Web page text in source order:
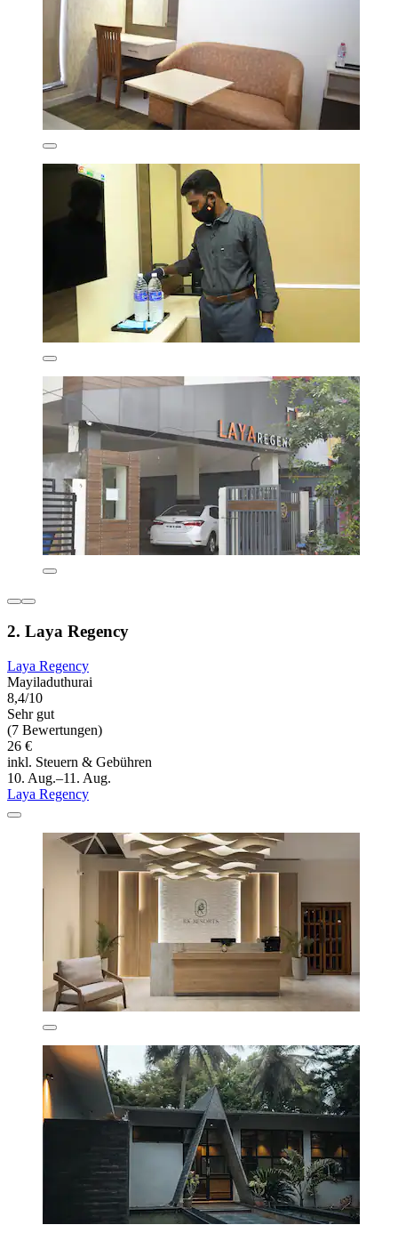
2. Laya Regency
Laya Regency
Mayiladuthurai
8,4/10
Sehr gut
(7 Bewertungen)
26 €
inkl. Steuern & Gebühren
10. Aug.–11. Aug.
Laya Regency